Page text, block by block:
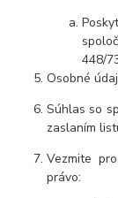
448/
Osobné
Súhlas so
zaslaním
Vezmite
právo: